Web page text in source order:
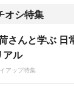
オシ特集
さんと学ぶ 日
アル
アップ特集